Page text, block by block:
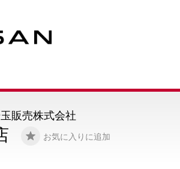
お気に入りに追加
販売株式会社